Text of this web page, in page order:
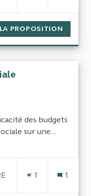
PROPOSITION
des budgets
sur une...
: Économie & finances
1 1